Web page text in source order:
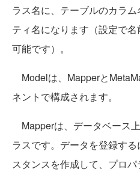
ラス名に、テーブルのカラ
ティ名になります（設定で
可能です）。
Modelは、Mapperと
ネントで構成されます。
Mapperは、データベース
ラスです。データを登録す
スタンスを作成して、プロ